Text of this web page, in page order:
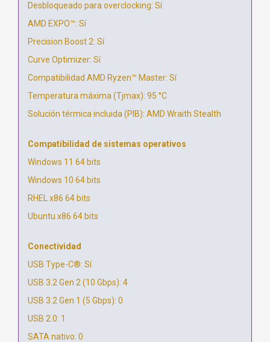
Desbloqueado para overclocking: Sí
AMD EXPO™: Sí
Precision Boost 2: Sí
Curve Optimizer: Sí
Compatibilidad AMD Ryzen™ Master: Sí
Temperatura máxima (Tjmax): 95 °C
Solución térmica incluida (PIB): AMD Wraith Stealth
Compatibilidad de sistemas operativos
Windows 11 64 bits
Windows 10 64 bits
RHEL x86 64 bits
Ubuntu x86 64 bits
Conectividad
USB Type-C®: Sí
USB 3.2 Gen 2 (10 Gbps): 4
USB 3.2 Gen 1 (5 Gbps): 0
USB 2.0: 1
SATA nativo: 0